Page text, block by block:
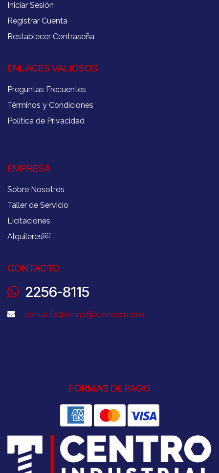
Iniciar Sesión
Registrar Cuenta
Restablecer Contraseña
ENLACES VALIOSOS
Preguntas Frecuentes
Términos y Condiciones
Política de Privacidad
EMPRESA
Sobre Nosotros
Taller de Servicio
Licitaciones
Alquileres￼
CONTACTO
2256-8115
contacto@tecnofijacionescr.com
FORMAS DE PAGO